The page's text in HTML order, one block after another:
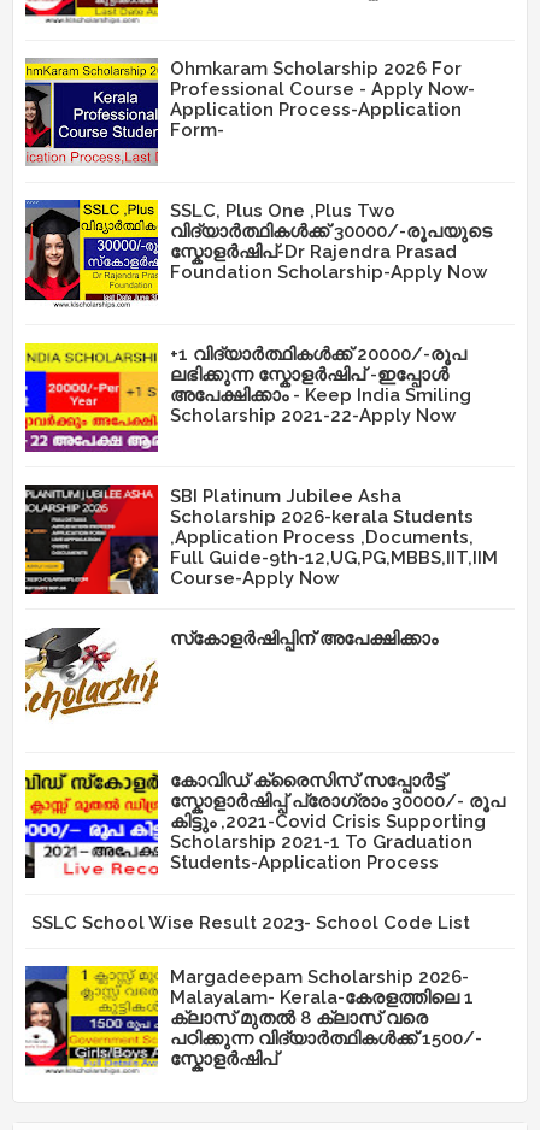
Ohmkaram Scholarship 2026 For
Professional Course - Apply Now-
Application Process-Application
Form-
SSLC, Plus One ,Plus Two
വിദ്യാർത്ഥികൾക്ക് 30000/-രൂപയുടെ
സ്കോളർഷിപ്-Dr Rajendra Prasad
Foundation Scholarship-Apply Now
+1 വിദ്യാർത്ഥികൾക്ക് 20000/-രൂപ
ലഭിക്കുന്ന സ്കോളർഷിപ് -ഇപ്പോൾ
അപേക്ഷിക്കാം - Keep India Smiling
Scholarship 2021-22-Apply Now
SBI Platinum Jubilee Asha
Scholarship 2026-kerala Students
,Application Process ,Documents,
Full Guide-9th-12,UG,PG,MBBS,IIT,IIM
Course-Apply Now
സ്‌കോളർഷിപ്പിന് അപേക്ഷിക്കാം
കോവിഡ് ക്രൈസിസ് സപ്പോർട്ട്
സ്കോളാർഷിപ്പ് പ്രോഗ്രാം 30000/- രൂപ
കിട്ടും ,2021-Covid Crisis Supporting
Scholarship 2021-1 To Graduation
Students-Application Process
SSLC School Wise Result 2023- School Code List
Margadeepam Scholarship 2026-
Malayalam- Kerala-കേരളത്തിലെ 1
ക്ലാസ് മുതൽ 8 ക്ലാസ് വരെ
പഠിക്കുന്ന വിദ്യാർത്ഥികൾക്ക് 1500/-
സ്കോളർഷിപ്